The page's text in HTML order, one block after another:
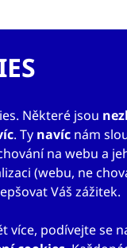
Některé jsou
. Ty navíc nám
na webu a
(webu, ne
Váš zážitek.
více, podívejte se